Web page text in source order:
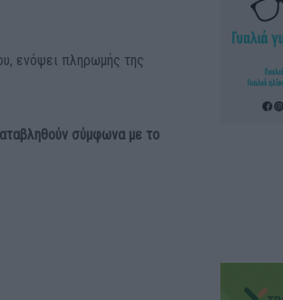
ενόψει πληρωμής της
σύμφωνα με το